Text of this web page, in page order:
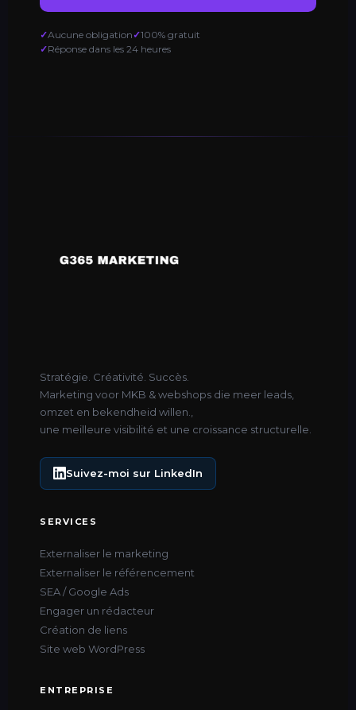
Aucune obligation
100% gratuit
Réponse dans les 24 heures
Stratégie. Créativité. Succès.
Marketing voor MKB & webshops die meer leads,
omzet en bekendheid willen.,
une meilleure visibilité et une croissance structurelle.
Suivez-moi sur LinkedIn
SERVICES
Externaliser le marketing
Externaliser le référencement
SEA / Google Ads
Engager un rédacteur
Création de liens
Site web WordPress
ENTREPRISE